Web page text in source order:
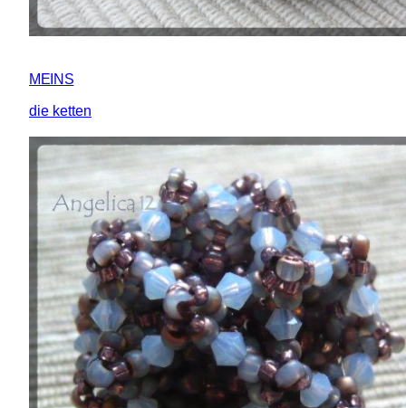
MEINS
die ketten